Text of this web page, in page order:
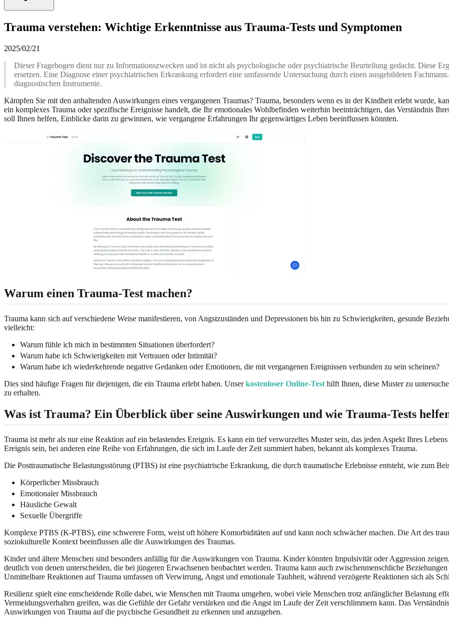
Trauma verstehen: Wichtige Erkenntnisse aus Trauma-Tests und Symptomen
2025/02/21
Dieser Fragebogen dient nur zu Informationszwecken und ist nicht als psychologische oder psychiatrische Beurteilung gedacht. Diese
ersetzen. Eine Diagnose einer psychiatrischen Erkrankung erfordert eine umfassende Untersuchung durch einen ausgebildeten
diagnostischen Instrumente.
Kämpfen Sie mit den anhaltenden Auswirkungen eines vergangenen Traumas? Trauma, besonders wenn es in der Kindheit erlebt wurde,
ein komplexes Trauma oder spezifische Ereignisse handelt, die Ihr emotionales Wohlbefinden weiterhin beeinträchtigen, das Verständnis
soll Ihnen helfen, Einblicke darin zu gewinnen, wie vergangene Erfahrungen Ihr gegenwärtiges Leben beeinflussen könnten.
Warum einen Trauma-Test machen?
Trauma kann sich auf verschiedene Weise manifestieren, von Angstzuständen und Depressionen bis hin zu Schwierigkeiten, gesunde
vielleicht:
Warum fühle ich mich in bestimmten Situationen überfordert?
Warum habe ich Schwierigkeiten mit Vertrauen oder Intimität?
Warum habe ich wiederkehrende negative Gedanken oder Emotionen, die mit vergangenen Ereignissen verbunden zu sein scheinen?
Dies sind häufige Fragen für diejenigen, die ein Trauma erlebt haben. Unserkostenloser Online-Test hilft Ihnen, diese Muster zu
zu erhalten.
Was ist Trauma? Ein Überblick über seine Auswirkungen und wie Trauma-Tests
Trauma ist mehr als nur eine Reaktion auf ein belastendes Ereignis. Es kann ein tief verwurzeltes Muster sein, das jeden Aspekt Ihres
Ereignis sein, bei anderen eine Reihe von Erfahrungen, die sich im Laufe der Zeit summiert haben, bekannt als komplexes Trauma.
Die Posttraumatische Belastungsstörung (PTBS) ist eine psychiatrische Erkrankung, die durch traumatische Erlebnisse entsteht, wie zum
Körperlicher Missbrauch
Emotionaler Missbrauch
Häusliche Gewalt
Sexuelle Übergriffe
Komplexe PTBS (K-PTBS), eine schwerere Form, weist oft höhere Komorbiditäten auf und kann noch schwächer machen. Die Art des
soziokulturelle Kontext beeinflussen alle die Auswirkungen des Traumas.
Kinder und ältere Menschen sind besonders anfällig für die Auswirkungen von Trauma. Kinder könnten Impulsivität oder Aggression
deutlich von denen unterscheiden, die bei jüngeren Erwachsenen beobachtet werden. Trauma kann auch zwischenmenschliche
Unmittelbare Reaktionen auf Trauma umfassen oft Verwirrung, Angst und emotionale Taubheit, während verzögerte Reaktionen sich als
Resilienz spielt eine entscheidende Rolle dabei, wie Menschen mit Trauma umgehen, wobei viele Menschen trotz anfänglicher Belastung
Vermeidungsverhalten greifen, was die Gefühle der Gefahr verstärken und die Angst im Laufe der Zeit verschlimmern kann. Das
Auswirkungen von Trauma auf die psychische Gesundheit zu erkennen und anzugehen.